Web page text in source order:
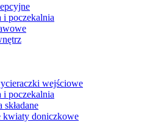
i poczekalnia
wejściowe
i poczekalnia
składane
kwiaty doniczkowe